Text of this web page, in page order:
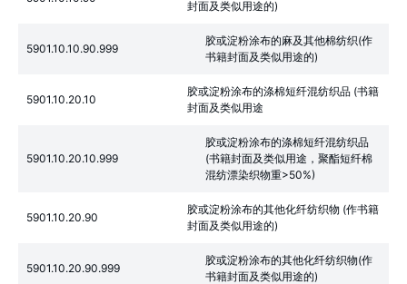
封面及类似用途的)
5901.10.10.90.999
胶或淀粉涂布的麻及其他棉纺织(作
书籍封面及类似用途的)
5901.10.20.10
胶或淀粉涂布的涤棉短纤混纺织品 (书籍
封面及类似用途
5901.10.20.10.999
胶或淀粉涂布的涤棉短纤混纺织品
(书籍封面及类似用途，聚酯短纤棉
混纺漂染织物重>50%)
5901.10.20.90
胶或淀粉涂布的其他化纤纺织物 (作书籍
封面及类似用途的)
5901.10.20.90.999
胶或淀粉涂布的其他化纤纺织物(作
书籍封面及类似用途的)